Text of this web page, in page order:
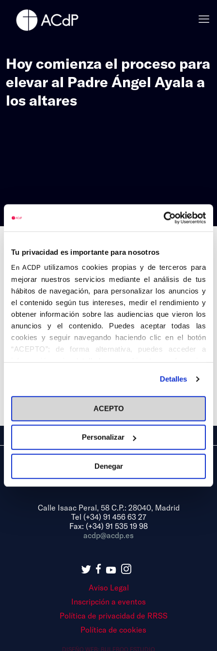
Tu privacidad es importante para nosotros
En ACDP utilizamos cookies propias y de terceros para
mejorar nuestros servicios mediante el análisis de tus
hábitos de navegación, para personalizar los anuncios y
el contenido según tus intereses, medir el rendimiento y
obtener información sobre las audiencias que vieron los
anuncios y el contenido. Puedes aceptar todas las
cookies y seguir navegando haciendo clic en el botón
“ACEPTO”; de forma alternativa, puedes acceder a
información más detallada y cambiar tus preferencias
en el botón "Personalizar". Para más información puedes
visitar nuestra Política de Cookies
Detalles
ACEPTO
Personalizar
Denegar
Hoy comienza el proceso para
elevar al Padre Ángel Ayala a
los altares
Anterior
Calle Isaac Peral, 58 C.P.: 28040, Madrid
Tel (+34) 91 456 63 27
Fax: (+34) 91 535 19 98
acdp@acdp.es
Aviso Legal
Inscripción a eventos
Política de privacidad de RRSS
Política de cookies
DISEÑO WEB: BULEBOO ESTUDIO